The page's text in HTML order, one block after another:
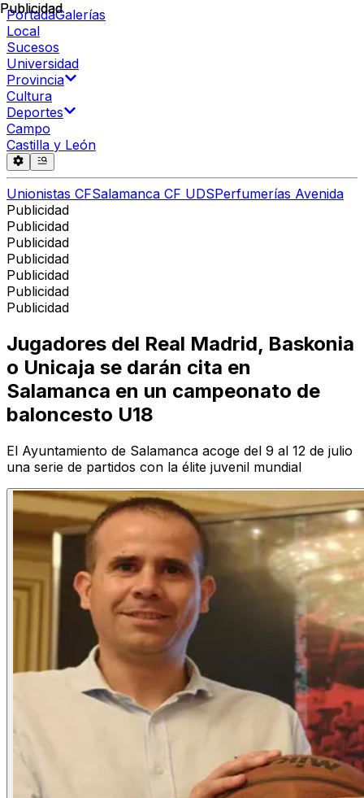
PortadaGalerías
Local
Sucesos
Universidad
Provincia
Cultura
Deportes
Campo
Castilla y León
Unionistas CFSalamanca CF UDSPerfumerías Avenida
Publicidad
Publicidad
Publicidad
Publicidad
Publicidad
Publicidad
Publicidad
Publicidad
Jugadores del Real Madrid, Baskonia
o Unicaja se darán cita en
Salamanca en un campeonato de
baloncesto U18
El Ayuntamiento de Salamanca acoge del 9 al 12 de julio
una serie de partidos con la élite juvenil mundial
Publicidad